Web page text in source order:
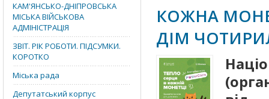
КАМ'ЯНСЬКО-ДНІПРОВСЬКА
МІСЬКА ВІЙСЬКОВА
АДМІНІСТРАЦІЯ
ЗВІТ. РІК РОБОТИ. ПІДСУМКИ.
КОРОТКО
Міська рада
Депутатський корпус
КОЖНА
ДІМ